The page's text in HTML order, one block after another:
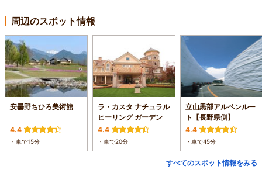
周辺のスポット情報
安曇野ちひろ美術館
4.4
・車で15分
ラ・カスタ ナチュラル
ヒーリング ガーデン
4.4
・車で20分
立山黒部アルペンルー
ト【長野県側】
4.4
・車で45分
すべてのスポット情報をみる